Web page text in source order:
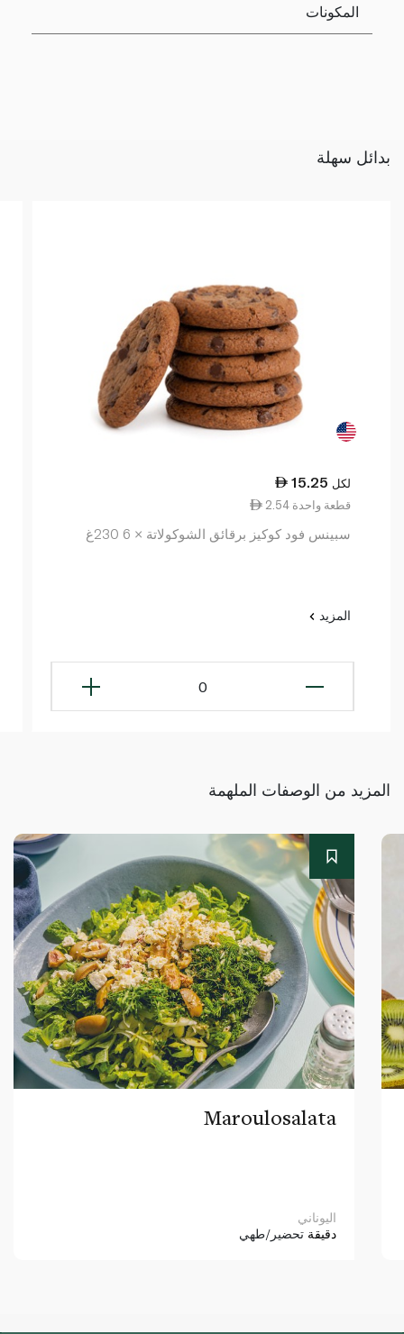
المكونات
بدائل سهلة
15.25 لكل
2.54 قطعة واحدة
سبينس فود كوكيز برقائق الشوكولاتة × 6 230غ
المزيد
0
المزيد من الوصفات الملهمة
Maroulosalata
اليوناني
دقيقة تحضير/طهي